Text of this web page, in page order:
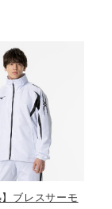
】ブレスサーモ